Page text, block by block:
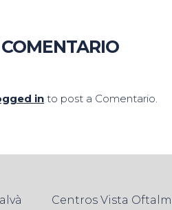
in to post a Comentario.
Centros Vista